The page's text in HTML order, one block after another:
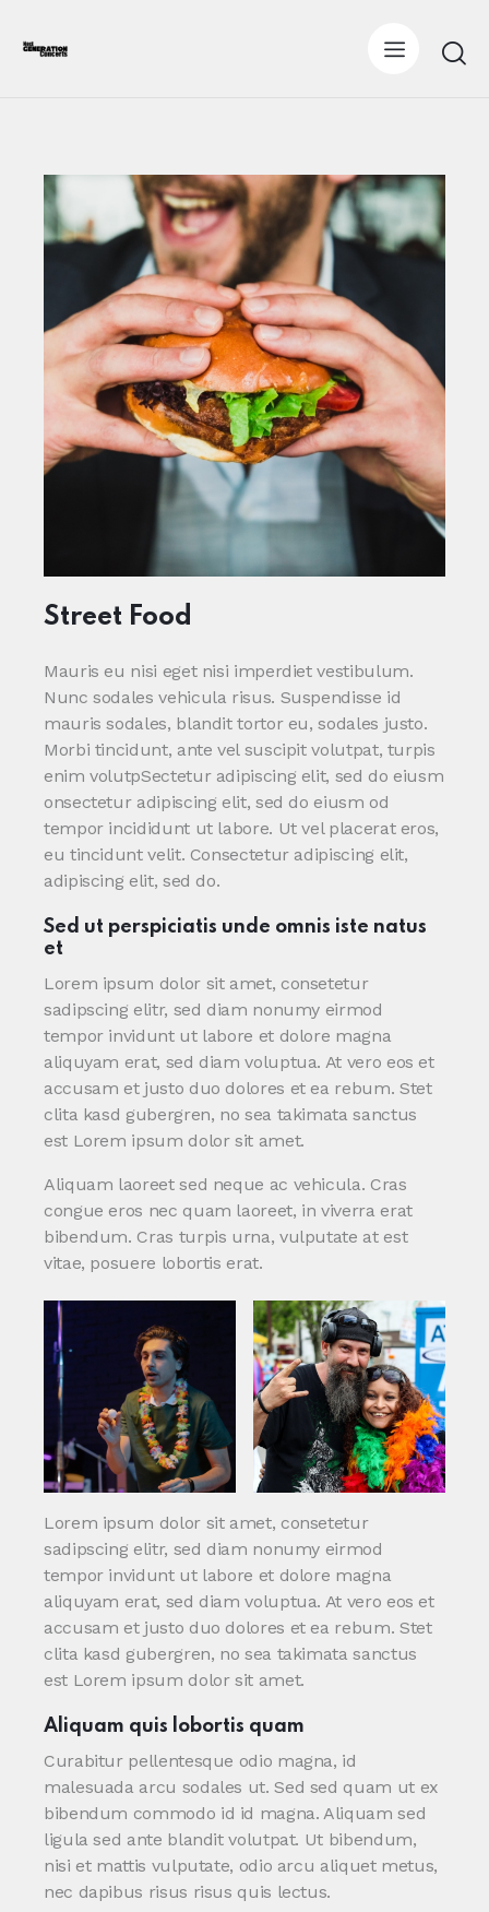
Street Food
Mauris eu nisi eget nisi imperdiet vestibulum.
Nunc sodales vehicula risus. Suspendisse id
mauris sodales, blandit tortor eu, sodales justo.
Morbi tincidunt, ante vel suscipit volutpat, turpis
enim volutpSectetur adipiscing elit, sed do eiusm
onsectetur adipiscing elit, sed do eiusm od
tempor incididunt ut labore. Ut vel placerat eros,
eu tincidunt velit. Consectetur adipiscing elit,
adipiscing elit, sed do.
Sed ut perspiciatis unde omnis iste natus
et
Lorem ipsum dolor sit amet, consetetur
sadipscing elitr, sed diam nonumy eirmod
tempor invidunt ut labore et dolore magna
aliquyam erat, sed diam voluptua. At vero eos et
accusam et justo duo dolores et ea rebum. Stet
clita kasd gubergren, no sea takimata sanctus
est Lorem ipsum dolor sit amet.
Aliquam laoreet sed neque ac vehicula. Cras
congue eros nec quam laoreet, in viverra erat
bibendum. Cras turpis urna, vulputate at est
vitae, posuere lobortis erat.
Lorem ipsum dolor sit amet, consetetur
sadipscing elitr, sed diam nonumy eirmod
tempor invidunt ut labore et dolore magna
aliquyam erat, sed diam voluptua. At vero eos et
accusam et justo duo dolores et ea rebum. Stet
clita kasd gubergren, no sea takimata sanctus
est Lorem ipsum dolor sit amet.
Aliquam quis lobortis quam
Curabitur pellentesque odio magna, id
malesuada arcu sodales ut. Sed sed quam ut ex
bibendum commodo id id magna. Aliquam sed
ligula sed ante blandit volutpat. Ut bibendum,
nisi et mattis vulputate, odio arcu aliquet metus,
nec dapibus risus risus quis lectus.